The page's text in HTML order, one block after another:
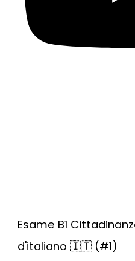
Esame B1
d'italiano 🇮🇹 (#1)